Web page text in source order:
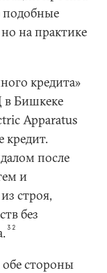
подобные
на практике
кредита»
в Бишкеке
Apparatus
кредит.
после
и
строя,
без
32
обе стороны